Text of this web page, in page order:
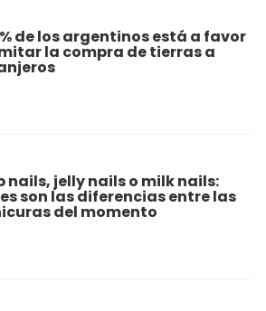
de los argentinos está a favor
la compra de tierras a
nails, jelly nails o milk nails:
son las diferencias entre las
del momento